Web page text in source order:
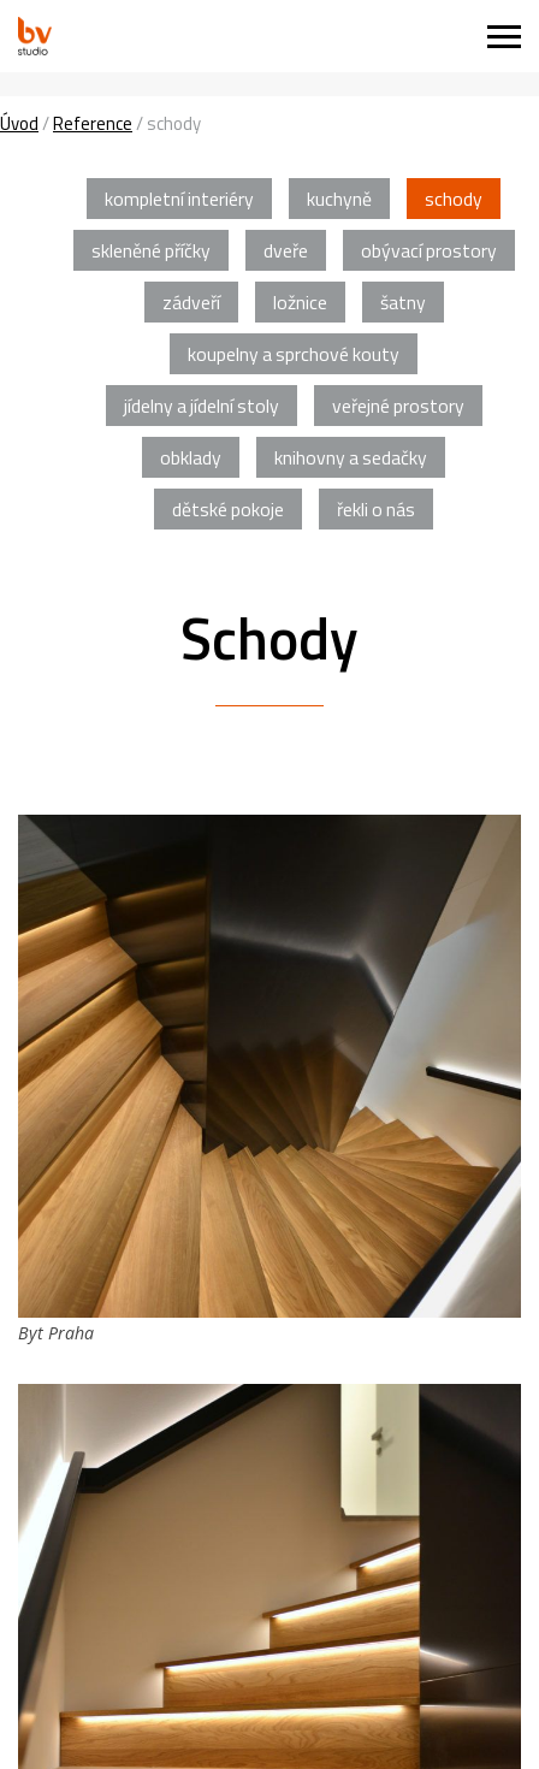
Úvod/Reference/schody
kompletní interiéry kuchyně
schody
skleněné příčky
dveře
obývací prostory
zádveří
ložnice
šatny
koupelny a sprchové kouty
jídelny a jídelní stoly
veřejné prostory
obklady
knihovny a sedačky
dětské pokoje
řekli o nás
Schody
Byt Praha